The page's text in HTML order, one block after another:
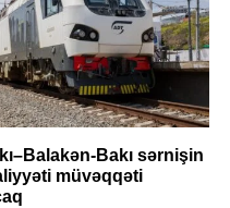
Bakı sərnişin
müvəqqəti